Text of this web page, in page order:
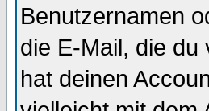
Benutzernamen
die E-Mail, die
hat deinen